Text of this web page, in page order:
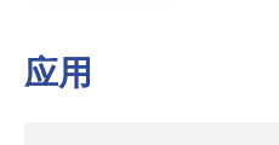
应用